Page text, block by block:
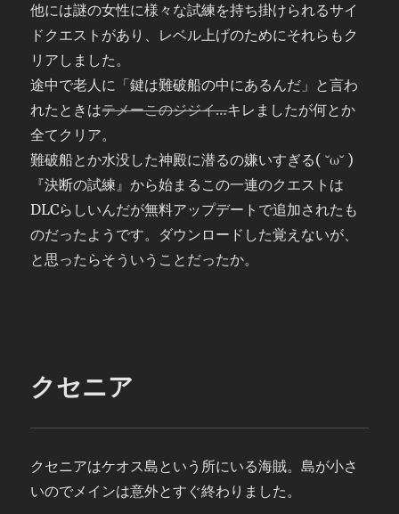
他には謎の女性に様々な試練を持ち掛けられるサイ
ドクエストがあり、レベル上げのためにそれらもク
リアしました。
途中で老人に「鍵は難破船の中にあるんだ」と言わ
れたときはテメーこのジジイ…キレましたが何とか
全てクリア。
難破船とか水没した神殿に潜るの嫌いすぎる( ˘ω˘ )
『決断の試練』から始まるこの一連のクエストは
DLCらしいんだが無料アップデートで追加されたも
のだったようです。ダウンロードした覚えないが、
と思ったらそういうことだったか。
クセニア
クセニアはケオス島という所にいる海賊。島が小さ
いのでメインは意外とすぐ終わりました。